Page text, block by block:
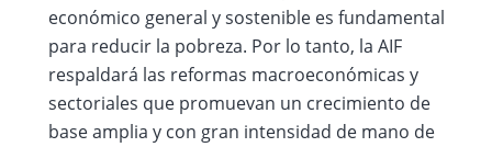
económico general y sostenible es fundamental
para reducir la pobreza. Por lo tanto, la AIF
respaldará las reformas macroeconómicas y
sectoriales que promuevan un crecimiento de
base amplia y con gran intensidad de mano de